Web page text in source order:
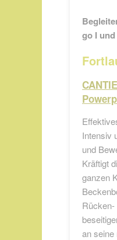
go I und
Intensiv
und
Kräftigt
ganzen
an seine